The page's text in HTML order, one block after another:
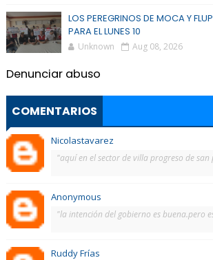
LOS PEREGRINOS DE MOCA Y
PARA EL LUNES 10
Unknown Aug 08, 2026
Denunciar abuso
COMENTARIOS
Nicolastavarez
"aquí en el sector de villa progreso de san
Anonymous
"la intención del gobierno es buena.pero
Ruddy Frías